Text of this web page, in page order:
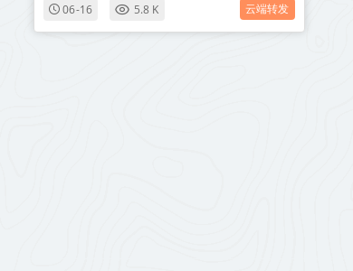
06-16 5.8 K 云端转发